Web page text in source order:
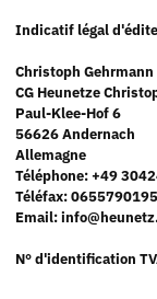
Indicatif légal
Christoph Gehrmann
CG Heunetze
Paul-Klee-Hof 6
56626 Andernach
Allemagne
Téléphone: +49
Téléfax:
Email:
N° d'identification